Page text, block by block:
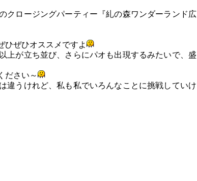
クロージングパーティー『糺の森ワンダーランド広
ひぜひオススメですよ
上が立ち並び、さらにパオも出現するみたいで、盛
ださい～
違うけれど、私も私でいろんなことに挑戦していけ